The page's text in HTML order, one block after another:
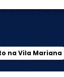
na Vila Mariana